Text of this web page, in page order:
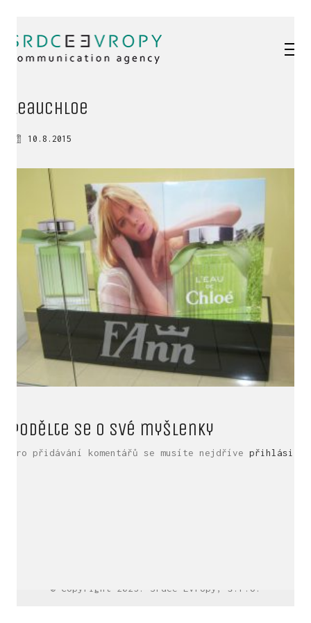
leauChloe
10.8.2015
Podělte se o své myšlenky
Pro přidávání komentářů se musíte nejdříve přihlásit
© Copyright 2025. Srdce Evropy, s.r.o.